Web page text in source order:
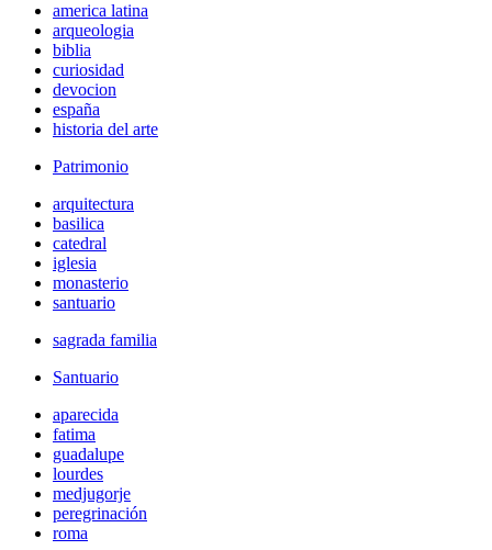
america latina
arqueologia
biblia
curiosidad
devocion
españa
historia del arte
Patrimonio
arquitectura
basilica
catedral
iglesia
monasterio
santuario
sagrada familia
Santuario
aparecida
fatima
guadalupe
lourdes
medjugorje
peregrinación
roma